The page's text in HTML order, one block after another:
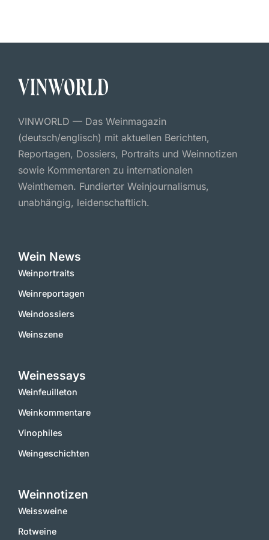
VINWORLD — Das Weinmagazin
(deutsch/englisch) mit aktuellen Berichten,
Reportagen, Dossiers, Portraits und Weinnotizen
sowie Kommentaren zu internationalen
Weinthemen. Fundierter Weinjournalismus,
unabhängig, leidenschaftlich.
Wein News
Weinportraits
Weinreportagen
Weindossiers
Weinszene
Weinessays
Weinfeuilleton
Weinkommentare
Vinophiles
Weingeschichten
Weinnotizen
Weissweine
Rotweine